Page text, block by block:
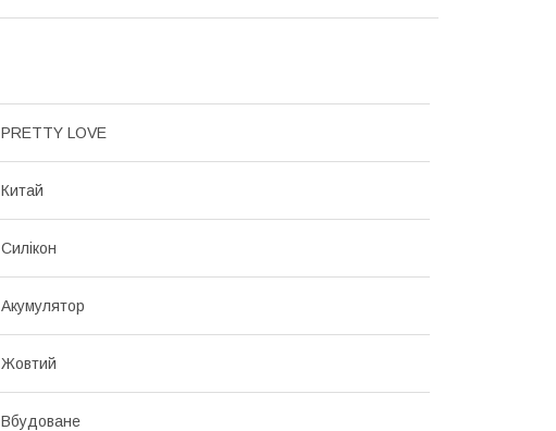
PRETTY LOVE
Китай
Силікон
Акумулятор
Жовтий
Вбудоване